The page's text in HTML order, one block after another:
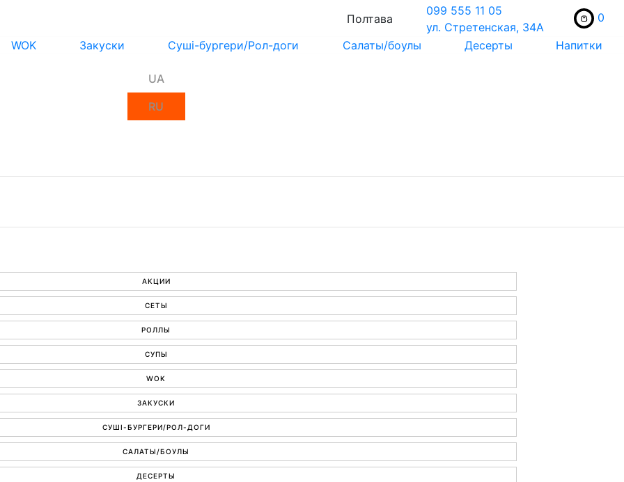
Полтава
099 555 11 05
ул. Стретенская, 34А
0
WOK Закуски Суші-бургери/Рол-доги Салаты/боулы Десерты Напитки
UA
RU
АКЦИИ
СЕТЫ
РОЛЛЫ
СУПЫ
WOK
ЗАКУСКИ
СУШІ-БУРГЕРИ/РОЛ-ДОГИ
САЛАТЫ/БОУЛЫ
ДЕСЕРТЫ